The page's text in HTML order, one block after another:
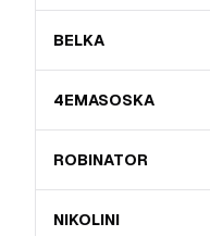
BELKA
4EMASOSKA
ROBINATOR
NIKOLINI